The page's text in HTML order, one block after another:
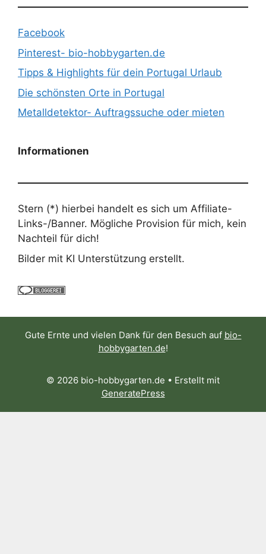
Facebook
Pinterest- bio-hobbygarten.de
Tipps & Highlights für dein Portugal Urlaub
Die schönsten Orte in Portugal
Metalldetektor- Auftragssuche oder mieten
Informationen
Stern (*) hierbei handelt es sich um Affiliate-
Links-/Banner. Mögliche Provision für mich, kein
Nachteil für dich!
Bilder mit KI Unterstützung erstellt.
Gute Ernte und vielen Dank für den Besuch auf bio-
hobbygarten.de!
© 2026 bio-hobbygarten.de • Erstellt mit
GeneratePress